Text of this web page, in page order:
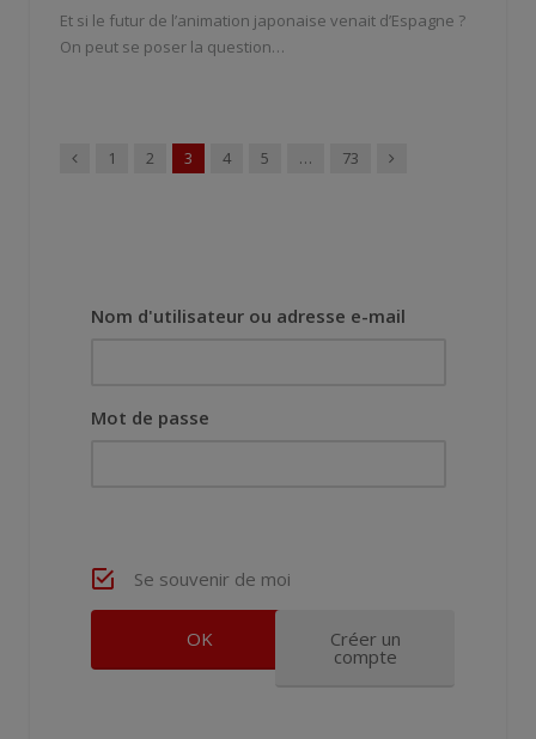
Et si le futur de l’animation japonaise venait d’Espagne ?
On peut se poser la question…
Précédent
1 2 3 4 5 … 73 Suivant
Nom d'utilisateur ou adresse e-mail
Mot de passe
Se souvenir de moi
Créer un
compte